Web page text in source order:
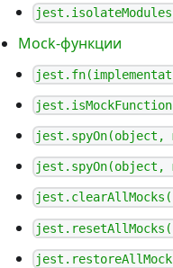
Mock-функции
jest.spyOn(object,
jest.spyOn(object,